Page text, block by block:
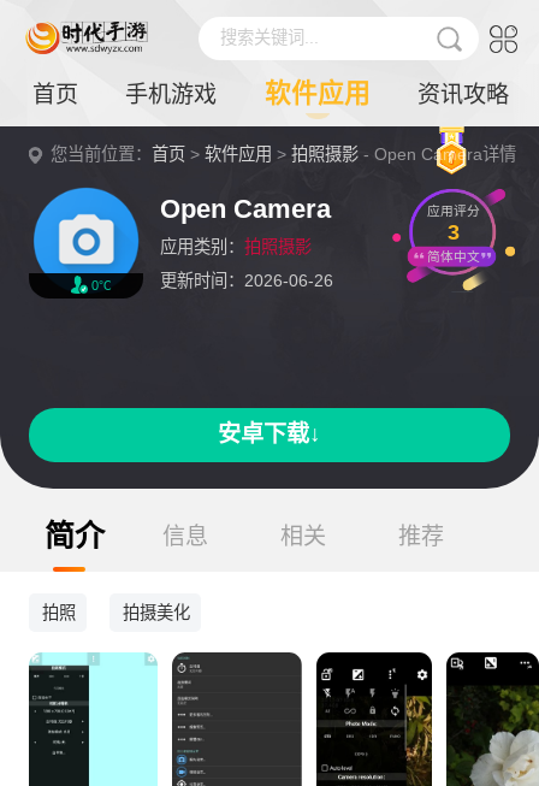
搜索关键词...
首页 手机游戏 软件应用 资讯攻略
您当前位置：首页 >软件应用 >拍照摄影 - Open Camera详情
0℃
Open Camera
应用类别： 拍照摄影
更新时间：2026-06-26
应用评分
3
简体中文
安卓下载↓
简介 信息 相关 推荐
拍照 拍摄美化